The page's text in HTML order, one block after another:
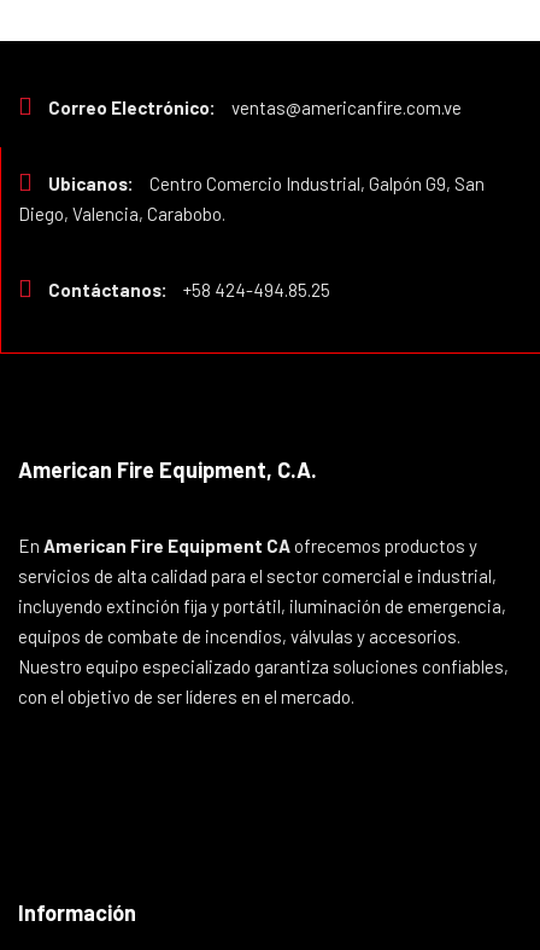
Correo Electrónico: ventas@americanfire.com.ve
Ubicanos:
Centro Comercio Industrial, Galpón G9, San
Diego, Valencia, Carabobo.
Contáctanos: +58 424-494.85.25
American Fire Equipment, C.A.
En American Fire Equipment CAofrecemos productos y
servicios de alta calidad para el sector comercial e industrial,
incluyendo extinción fija y portátil, iluminación de emergencia,
equipos de combate de incendios, válvulas y accesorios.
Nuestro equipo especializado garantiza soluciones confiables,
con el objetivo de ser líderes en el mercado.
Información